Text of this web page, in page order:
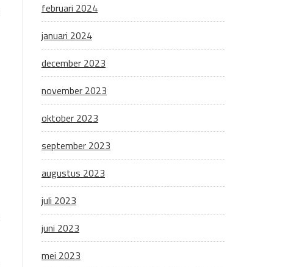
februari 2024
januari 2024
december 2023
november 2023
oktober 2023
september 2023
augustus 2023
juli 2023
juni 2023
mei 2023